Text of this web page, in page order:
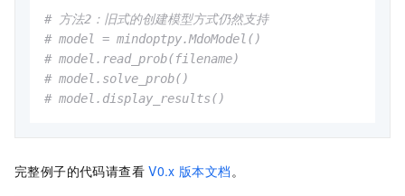
# 方法2：旧式的创建模型方式仍然支持
# model = mindoptpy.MdoModel()
# model.read_prob(filename)
# model.solve_prob()
# model.display_results()
完整例子的代码请查看 V0.x 版本文档。